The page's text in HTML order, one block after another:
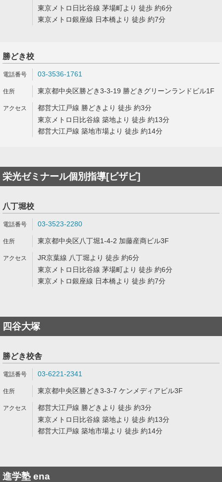
東京メトロ日比谷線 茅場町より 徒歩 約6分
東京メトロ銀座線 日本橋より 徒歩 約7分
勝どき校
03-3536-1761
東京都中央区勝どき3-3-19 勝どきグリーンランドビル1F
都営大江戸線 勝どきより 徒歩 約3分
東京メトロ日比谷線 築地より 徒歩 約13分
都営大江戸線 築地市場より 徒歩 約14分
栄光ゼミナール個別指導[ビザビ]
八丁堀校
03-3523-2280
東京都中央区八丁堀1-4-2 加藤産商ビル3F
JR京葉線 八丁堀より 徒歩 約6分
東京メトロ日比谷線 茅場町より 徒歩 約6分
東京メトロ銀座線 日本橋より 徒歩 約7分
四谷大塚
勝どき校舎
03-6221-2341
東京都中央区勝どき3-3-7 ケンメディアビル3F
都営大江戸線 勝どきより 徒歩 約3分
東京メトロ日比谷線 築地より 徒歩 約13分
都営大江戸線 築地市場より 徒歩 約14分
進学塾 ena